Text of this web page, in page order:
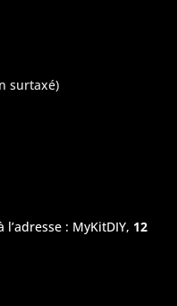
surtaxé)
: MyKitDIY, 12